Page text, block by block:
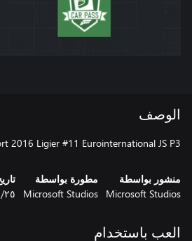
الوصف
2016 Ligier #11 Eurointernational JS P3
منشور بواسطة
Microsoft Studios
مطورة بواسطة
Microsoft Studios ٢٥‏/٤‏/٢٠٢٤
العب باستخدام